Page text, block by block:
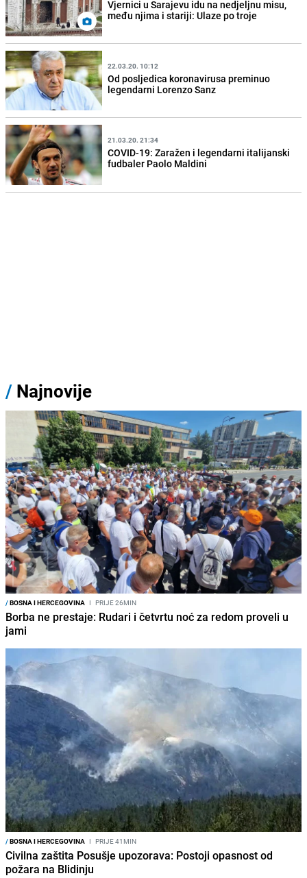
Vjernici u Sarajevu idu na nedjeljnu misu,
među njima i stariji: Ulaze po troje
22.03.20. 10:12
Od posljedica koronavirusa preminuo
legendarni Lorenzo Sanz
21.03.20. 21:34
COVID-19: Zaražen i legendarni italijanski
fudbaler Paolo Maldini
/ Najnovije
/BOSNA I HERCEGOVINA I PRIJE 26MIN
Borba ne prestaje: Rudari i četvrtu noć za redom proveli u
jami
/BOSNA I HERCEGOVINA I PRIJE 41MIN
Civilna zaštita Posušje upozorava: Postoji opasnost od
požara na Blidinju